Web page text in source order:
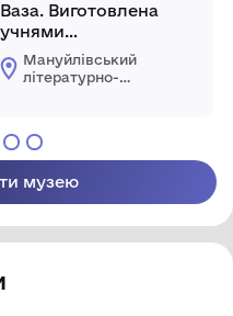
Ваза. Виготовлена
учнями
Миргородського
керамічного технікуму
Горького. Вгорі по колу
напис: " Человек - ето
звучит гордо!" Внизу
Миргородщини"
Мануйлівський
літературно-
музею